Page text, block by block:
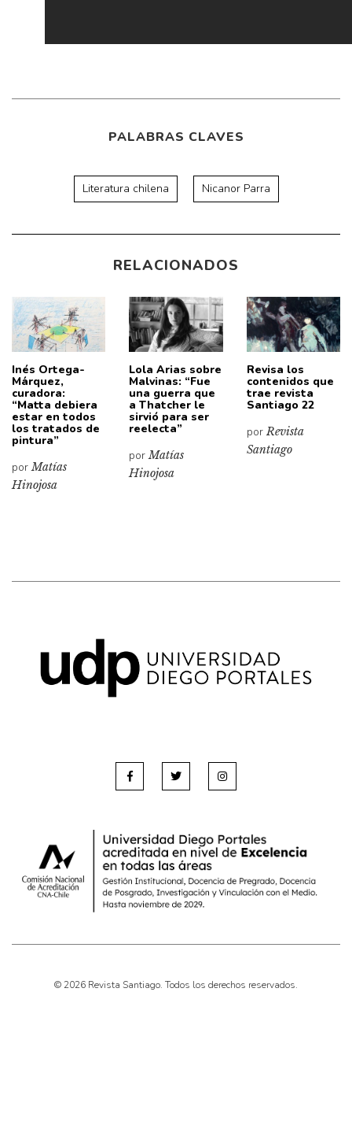
PALABRAS CLAVES
Literatura chilena Nicanor Parra
RELACIONADOS
Inés Ortega-
Márquez,
curadora:
“Matta debiera
estar en todos
los tratados de
pintura”
porMatías
Hinojosa
Lola Arias sobre
Malvinas: “Fue
una guerra que
a Thatcher le
sirvió para ser
reelecta”
porMatías
Hinojosa
Revisa los
contenidos que
trae revista
Santiago 22
porRevista
Santiago
© 2026 Revista Santiago. Todos los derechos reservados.